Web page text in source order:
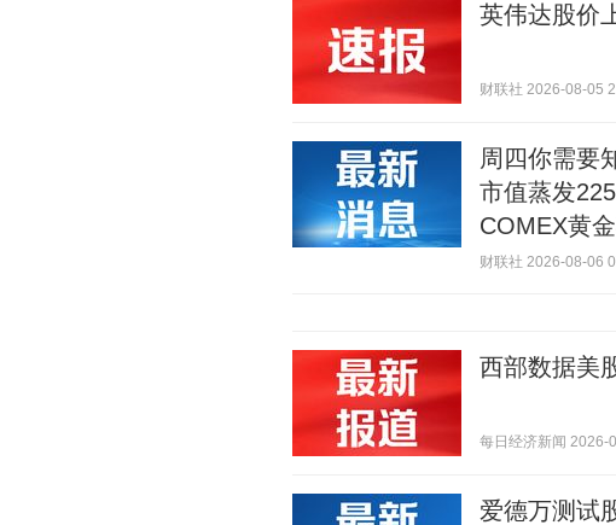
英伟达股价
财联社 2026-08-05
周四你需要
市值蒸发
COMEX黄
财联社 2026-08-06
西部数据美
每日经济新闻 2026-
爱德万测试